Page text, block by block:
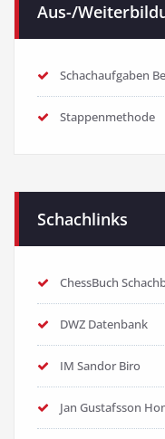
Aus-/
Schachaufgaben
Stappenmethode
Schachlinks
ChessBuch
DWZ Datenbank
IM Sandor Biro
Jan Gustafsson